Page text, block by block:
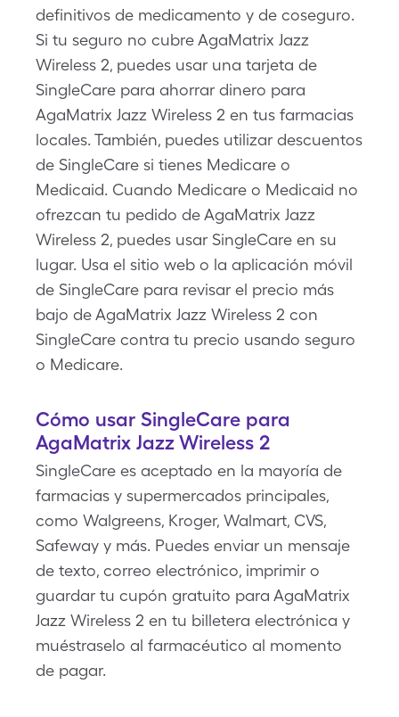
definitivos de medicamento y de coseguro.
Si tu seguro no cubre AgaMatrix Jazz
Wireless 2, puedes usar una tarjeta de
SingleCare para ahorrar dinero para
AgaMatrix Jazz Wireless 2 en tus farmacias
locales. También, puedes utilizar descuentos
de SingleCare si tienes Medicare o
Medicaid. Cuando Medicare o Medicaid no
ofrezcan tu pedido de AgaMatrix Jazz
Wireless 2, puedes usar SingleCare en su
lugar. Usa el sitio web o la aplicación móvil
de SingleCare para revisar el precio más
bajo de AgaMatrix Jazz Wireless 2 con
SingleCare contra tu precio usando seguro
o Medicare.
Cómo usar SingleCare para
AgaMatrix Jazz Wireless 2
SingleCare es aceptado en la mayoría de
farmacias y supermercados principales,
como Walgreens, Kroger, Walmart, CVS,
Safeway y más. Puedes enviar un mensaje
de texto, correo electrónico, imprimir o
guardar tu cupón gratuito para AgaMatrix
Jazz Wireless 2 en tu billetera electrónica y
muéstraselo al farmacéutico al momento
de pagar.